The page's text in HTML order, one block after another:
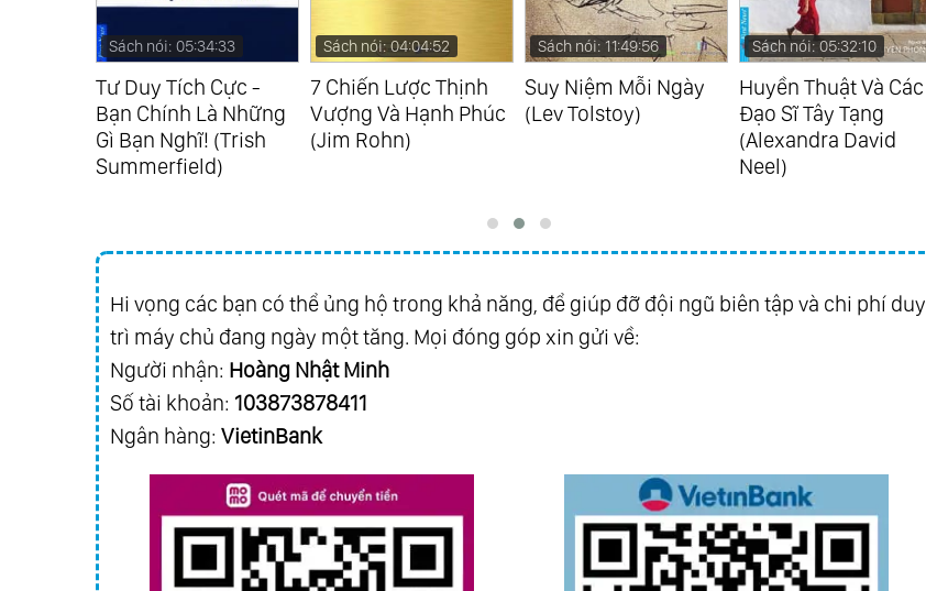
Sách nói: 05:34:33
Tư Duy Tích Cực -
Bạn Chính Là Những
Gì Bạn Nghĩ! (Trish
Summerfield)
Sách nói: 04:04:52
7 Chiến Lược Thịnh
Vượng Và Hạnh Phúc
(Jim Rohn)
Sách nói: 11:49:56
Suy Niệm Mỗi Ngày
(Lev Tolstoy)
Sách nói: 05:32:10
Huyền Thuật Và Các
Đạo Sĩ Tây Tạng
(Alexandra David
Neel)
Hi vọng các bạn có thể ủng hộ trong khả năng, để giúp đỡ đội ngũ biên tập và chi phí duy
trì máy chủ đang ngày một tăng. Mọi đóng góp xin gửi về:
Người nhận: Hoàng Nhật Minh
Số tài khoản: 103873878411
Ngân hàng: VietinBank